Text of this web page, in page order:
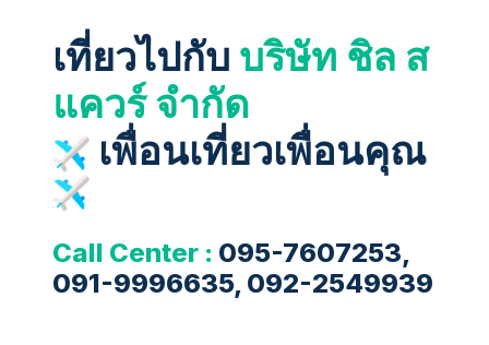
เที่ยวไปกับ บริษัท ชิล ส
แควร์ จำกัด
เพื่อนเที่ยวเพื่อนคุณ
Call Center : 095-7607253,
091-9996635, 092-2549939